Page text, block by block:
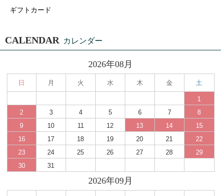
ギフトカード
CALENDAR カレンダー
2026年08月
日 月 火 水 木 金 土
1
2
3 4 5 6 7
8
9
10 11 12 13 14
15
16
17 18 19 20 21
22
23
24 25 26 27 28
29
30
31
2026年09月